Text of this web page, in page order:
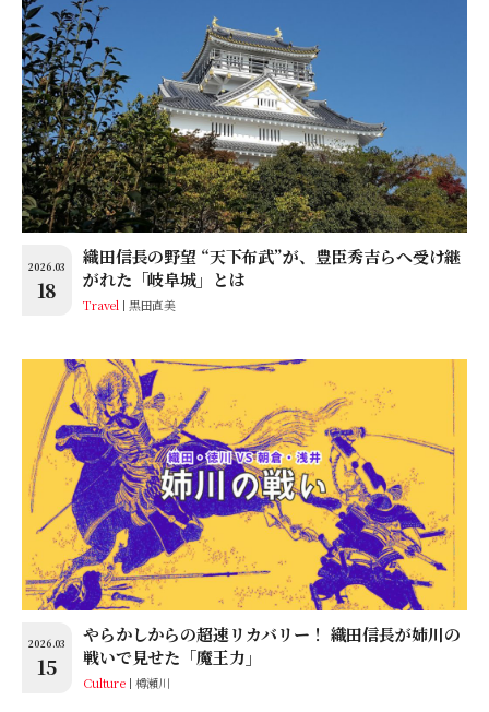
2026.03
18
織田信長の野望 “天下布武”が、豊臣秀吉らへ受け継
がれた「岐阜城」とは
Travel 黒田直美
2026.03
15
やらかしからの超速リカバリー！ 織田信長が姉川の
戦いで見せた「魔王力」
Culture 樽瀬川